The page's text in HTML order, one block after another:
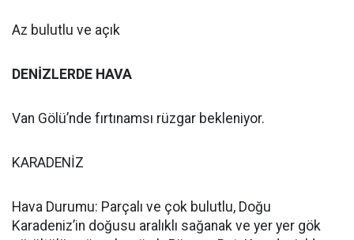
Az bulutlu ve açık
DENİZLERDE HAVA
Van Gölü’nde fırtınamsı rüzgar bekleniyor.
KARADENİZ
Hava Durumu: Parçalı ve çok bulutlu, Doğu
Karadeniz’in doğusu aralıklı sağanak ve yer yer gök